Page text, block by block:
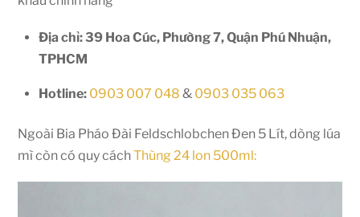
Địa chỉ: 39 Hoa Cúc, Phường 7, Quận Phú Nhuận,
TPHCM
Hotline: 0903 007 048 & 0903 035 063
Ngoài Bia Pháo Đài Feldschlobchen Đen 5 Lít, dòng lúa
mì còn có quy cáchThùng 24 lon 500ml: